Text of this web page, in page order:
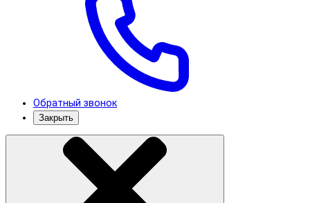
Обратный звонок
Закрыть